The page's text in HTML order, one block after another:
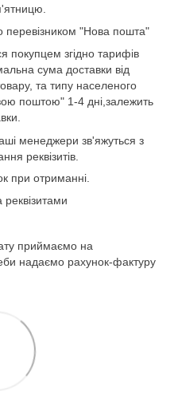
перевізником "Нова пошта"
покупцем згідно тарифів
сума доставки від
та типу населеного
поштою" 1-4 дні,залежить
менеджери зв'яжуться з
реквізитів.
при отриманні.
приймаємо на
надаємо рахунок-фактуру